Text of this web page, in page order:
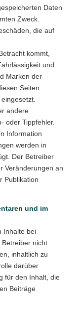
Daten
Zweck.
die auf
kommt,
und
Marken der
Seiten
andere
oder Tippfehler.
Information
werden in
Der Betreiber
Veränderungen an
Publikation
und im
Inhalte bei
nicht
inhaltlich zu
darüber
für den Inhalt, die
Beiträge